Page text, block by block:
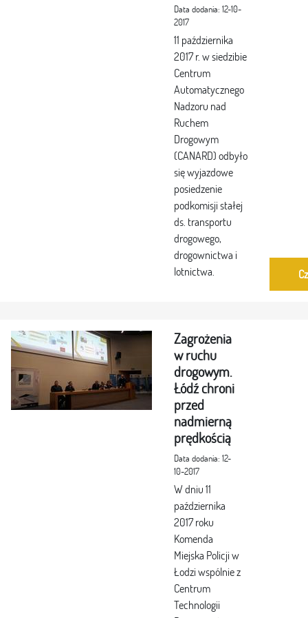
Data dodania: 12-10-
2017
11 października
2017 r. w siedzibie
Centrum
Automatycznego
Nadzoru nad
Ruchem
Drogowym
(CANARD) odbyło
się wyjazdowe
posiedzenie
podkomisji stałej
ds. transportu
drogowego,
drogownictwa i
lotnictwa.
Zagrożenia
w ruchu
drogowym.
Łódź chroni
przed
nadmierną
prędkością
Data dodania: 12-
10-2017
W dniu 11
października
2017 roku
Komenda
Miejska Policji w
Łodzi wspólnie z
Centrum
Technologii